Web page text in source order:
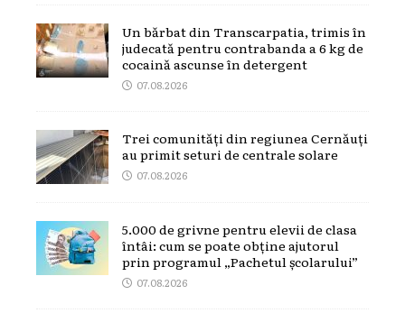
Un bărbat din Transcarpatia, trimis în
judecată pentru contrabanda a 6 kg de
cocaină ascunse în detergent
07.08.2026
Trei comunități din regiunea Cernăuți
au primit seturi de centrale solare
07.08.2026
5.000 de grivne pentru elevii de clasa
întâi: cum se poate obține ajutorul
prin programul „Pachetul școlarului”
07.08.2026